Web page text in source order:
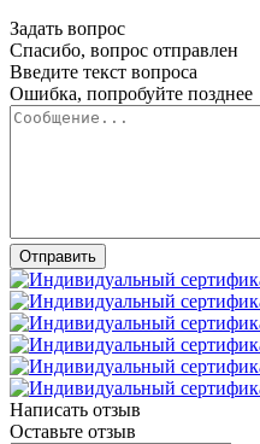
Задать вопрос
Спасибо, вопрос отправлен
Введите текст вопроса
Ошибка, попробуйте позднее
Написать отзыв
Оставьте отзыв